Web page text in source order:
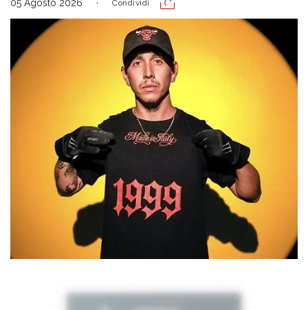
05 Agosto 2026 Condividi